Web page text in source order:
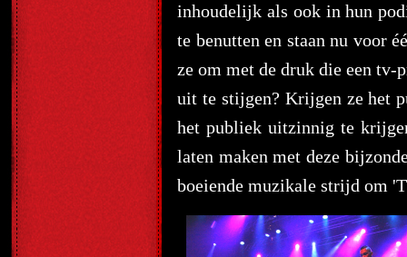
inhoudelijk als ook in hun
te benutten en staan nu voor
ze om met de druk die een
uit te stijgen? Krijgen ze het
het publiek uitzinnig te
laten maken met deze
boeiende muzikale strijd om